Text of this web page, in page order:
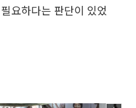
요하다는 판단이 있었